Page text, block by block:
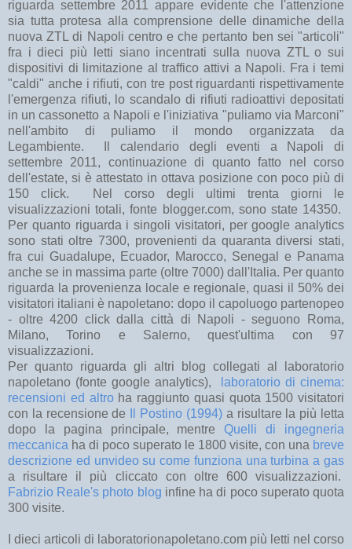
riguarda settembre 2011 appare evidente che l'attenzione
sia tutta protesa alla comprensione delle dinamiche della
nuova ZTL di Napoli centro e che pertanto ben sei "articoli"
fra i dieci più letti siano incentrati sulla nuova ZTL o sui
dispositivi di limitazione al traffico attivi a Napoli. Fra i temi
"caldi" anche i rifiuti, con tre post riguardanti rispettivamente
l'emergenza rifiuti, lo scandalo di rifiuti radioattivi depositati
in un cassonetto a Napoli e l'iniziativa "puliamo via Marconi"
nell'ambito di puliamo il mondo organizzata da
Legambiente. Il calendario degli eventi a Napoli di
settembre 2011, continuazione di quanto fatto nel corso
dell'estate, si è attestato in ottava posizione con poco più di
150 click. Nel corso degli ultimi trenta giorni le
visualizzazioni totali, fonte blogger.com, sono state 14350.
Per quanto riguarda i singoli visitatori, per google analytics
sono stati oltre 7300, provenienti da quaranta diversi stati,
fra cui Guadalupe, Ecuador, Marocco, Senegal e Panama
anche se in massima parte (oltre 7000) dall'Italia. Per quanto
riguarda la provenienza locale e regionale, quasi il 50% dei
visitatori italiani è napoletano: dopo il capoluogo partenopeo
- oltre 4200 click dalla città di Napoli - seguono Roma,
Milano, Torino e Salerno, quest'ultima con 97
visualizzazioni.
Per quanto riguarda gli altri blog collegati al laboratorio
napoletano (fonte google analytics),
laboratorio di cinema:
recensioni ed altroha raggiunto quasi quota 1500 visitatori
con la recensione de
Il Postino (1994)a risultare la più letta
dopo la pagina principale, mentreQuelli di ingegneria
meccanica ha di poco superato le 1800 visite, con una breve
descrizione ed unvideo su come funziona una turbina a gas
a risultare il più cliccato con oltre 600 visualizzazioni.
Fabrizio Reale's photo blog infine ha di poco superato quota
300 visite.
I dieci articoli di laboratorionapoletano.com più letti nel corso